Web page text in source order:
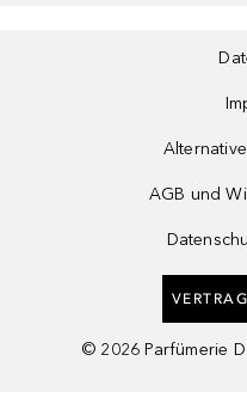
AGB und
© 2026 Parfümerie